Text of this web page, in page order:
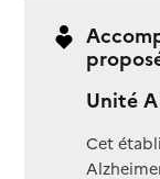
Unité
Cet